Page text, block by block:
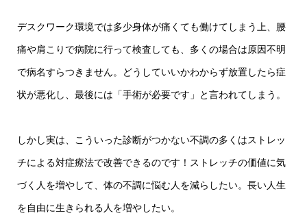
デスクワーク環境では多少身体が痛くても働けてしまう上、腰
痛や肩こりで病院に行って検査しても、多くの場合は原因不明
で病名すらつきません。どうしていいかわからず放置したら症
状が悪化し、最後には「手術が必要です」と言われてしまう。
しかし実は、こういった診断がつかない不調の多くはストレッ
チによる対症療法で改善できるのです！ストレッチの価値に気
づく人を増やして、体の不調に悩む人を減らしたい。長い人生
を自由に生きられる人を増やしたい。